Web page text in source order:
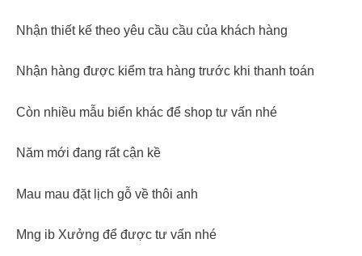
Nhận thiết kế theo yêu cầu cầu của khách hàng
Nhận hàng được kiểm tra hàng trước khi thanh toán
Còn nhiều mẫu biển khác để shop tư vấn nhé
⁣Năm mới đang rất cận kề
Mau mau đặt lịch gỗ về thôi anh
Mng ib Xưởng để được tư vấn nhé